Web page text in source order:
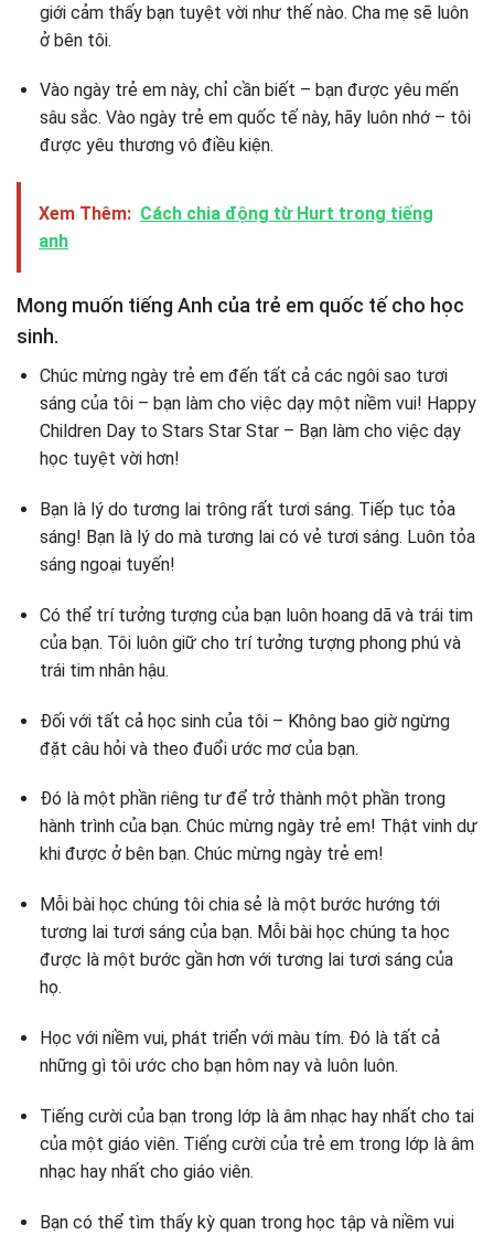
giới cảm thấy bạn tuyệt vời như thế nào. Cha mẹ sẽ luôn
ở bên tôi.
Vào ngày trẻ em này, chỉ cần biết – bạn được yêu mến
sâu sắc. Vào ngày trẻ em quốc tế này, hãy luôn nhớ – tôi
được yêu thương vô điều kiện.
Xem Thêm: Cách chia động từ Hurt trong tiếng
anh
Mong muốn tiếng Anh của trẻ em quốc tế cho học
sinh.
Chúc mừng ngày trẻ em đến tất cả các ngôi sao tươi
sáng của tôi – bạn làm cho việc dạy một niềm vui! Happy
Children Day to Stars Star Star – Bạn làm cho việc dạy
học tuyệt vời hơn!
Bạn là lý do tương lai trông rất tươi sáng. Tiếp tục tỏa
sáng! Bạn là lý do mà tương lai có vẻ tươi sáng. Luôn tỏa
sáng ngoại tuyến!
Có thể trí tưởng tượng của bạn luôn hoang dã và trái tim
của bạn. Tôi luôn giữ cho trí tưởng tượng phong phú và
trái tim nhân hậu.
Đối với tất cả học sinh của tôi – Không bao giờ ngừng
đặt câu hỏi và theo đuổi ước mơ của bạn.
Đó là một phần riêng tư để trở thành một phần trong
hành trình của bạn. Chúc mừng ngày trẻ em! Thật vinh dự
khi được ở bên bạn. Chúc mừng ngày trẻ em!
Mỗi bài học chúng tôi chia sẻ là một bước hướng tới
tương lai tươi sáng của bạn. Mỗi bài học chúng ta học
được là một bước gần hơn với tương lai tươi sáng của
họ.
Học với niềm vui, phát triển với màu tím. Đó là tất cả
những gì tôi ước cho bạn hôm nay và luôn luôn.
Tiếng cười của bạn trong lớp là âm nhạc hay nhất cho tai
của một giáo viên. Tiếng cười của trẻ em trong lớp là âm
nhạc hay nhất cho giáo viên.
Bạn có thể tìm thấy kỳ quan trong học tập và niềm vui